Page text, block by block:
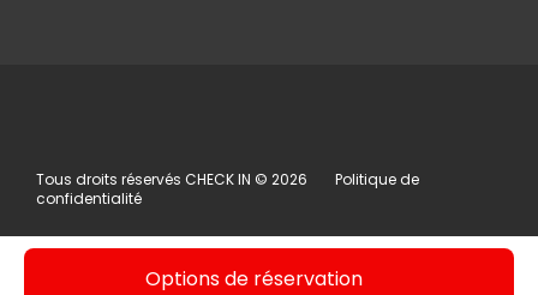
Options de réservation
Tous droits réservés CHECK IN © 2026
Politique de
confidentialité